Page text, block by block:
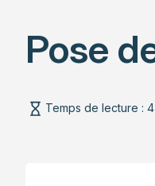
Pose
Temps de lecture : 4